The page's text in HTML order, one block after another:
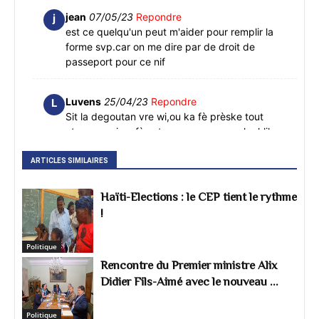
j jean 07/05/23 Repondre
est ce quelqu'un peut m'aider pour remplir la
forme svp.car on me dire par de droit de
passeport pour ce nif
L Luvens 25/04/23 Repondre
Sit la degoutan vre wi,ou ka fè prèske tout
etap yo,epi yo fè w tounen a zewo,ou ka klike
yo pa kite kote pou w ekri yo
F Flore M. 23/04/23 Repondre
Fe mesaj la rive jwenn plateforme nan pou mw
souple Mwen plase yon randevou se foto yon
lot moun ki monte le map eseye refel yo fem
knen timbre lan itilize deja Mpa konn sa poum
fe pask randevou a tou bloke men jou ap pase
sou mw
ARTICLES SIMILAIRES
Politique
Haïti-Elections : le CEP tient le rythme
!
Politique
Rencontre du Premier ministre Alix
Didier Fils-Aimé avec le nouveau ...